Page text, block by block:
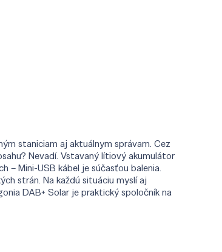
staniciam aj aktuálnym správam. Cez
Nevadí. Vstavaný lítiový akumulátor
– Mini-USB kábel je súčasťou balenia.
strán. Na každú situáciu myslí aj
DAB+ Solar je praktický spoločník na